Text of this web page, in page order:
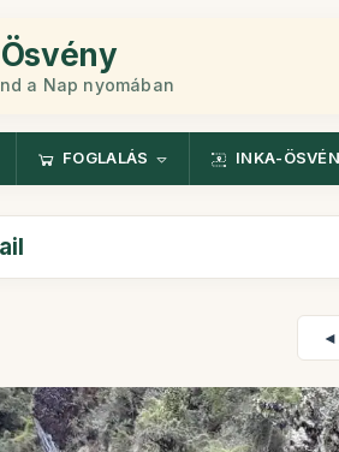
a Nap nyomában
FOGLALÁS INKA-
◄